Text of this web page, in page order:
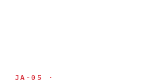
JA-05 ·